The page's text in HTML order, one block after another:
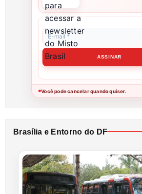
●Você pode cancelar quando quiser.
Brasília e Entorno do DF